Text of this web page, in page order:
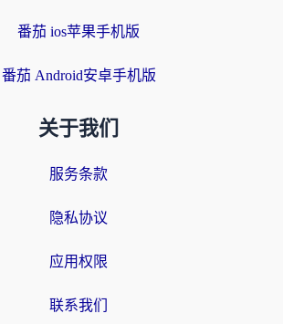
番茄 ios苹果手机版
番茄 Android安卓手机版
关于我们
服务条款
隐私协议
应用权限
联系我们